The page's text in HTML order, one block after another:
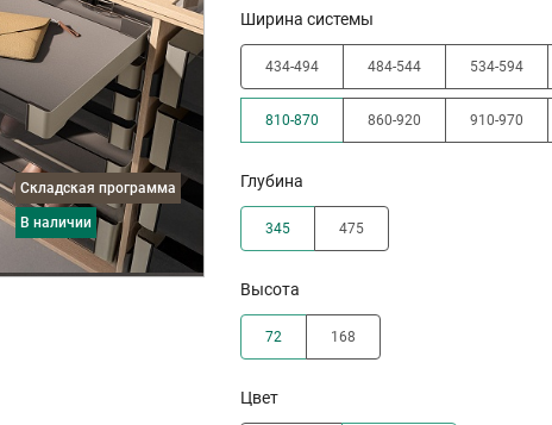
Складская программа
в наличии
Ширина системы
434-494 484-544 534-594
810-870 860-920 910-970
Глубина
345 475
Высота
72 168
Цвет